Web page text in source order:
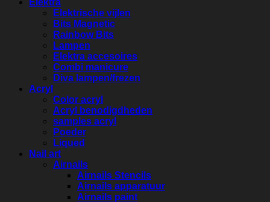
Elektra
Elektrische vijlen
Bits Magnetic
Rainbow Bits
Lampen
Elektra accesoires
Combi manicure
Diva lampen/frezen
Acryl
Color acryl
Acryl benodigdheden
samples acryl
Poeder
Liqued
Nail art
Airnails
Airnails Stencils
Airnails apparatuur
Airnails paint